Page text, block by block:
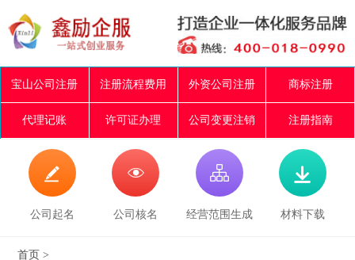
宝山公司注册 注册流程费用 外资公司注册 商标注册
代理记账 许可证办理 公司变更注销 注册指南

公司起名

公司核名

经营范围生成

材料下载
首页 >